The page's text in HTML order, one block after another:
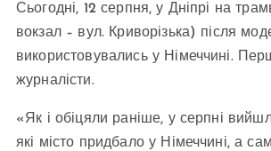
Сьогодні, 12 серпня, у Дніпрі на
вокзал – вул. Криворізька) після
використовувались у Німеччині.
журналісти.
«Як і обіцяли раніше, у серпні
які місто придбало у Німеччині, а